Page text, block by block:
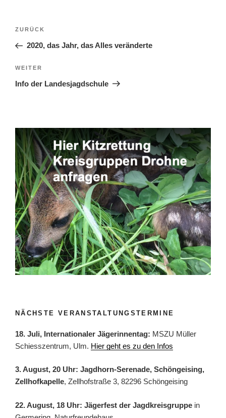
Beitragsnavigation
Vorheriger
Beitrag
ZURÜCK
2020, das Jahr, das Alles veränderte
Nächster
Beitrag
WEITER
Info der Landesjagdschule
NÄCHSTE VERANSTALTUNGSTERMINE
18. Juli, Internationaler Jägerinnentag: MSZU Müller
Schiesszentrum, Ulm. Hier geht es zu den Infos
3. August, 20 Uhr: Jagdhorn-Serenade, Schöngeising,
Zellhofkapelle, Zellhofstraße 3, 82296 Schöngeising
22. August, 18 Uhr: Jägerfest der Jagdkreisgruppe in